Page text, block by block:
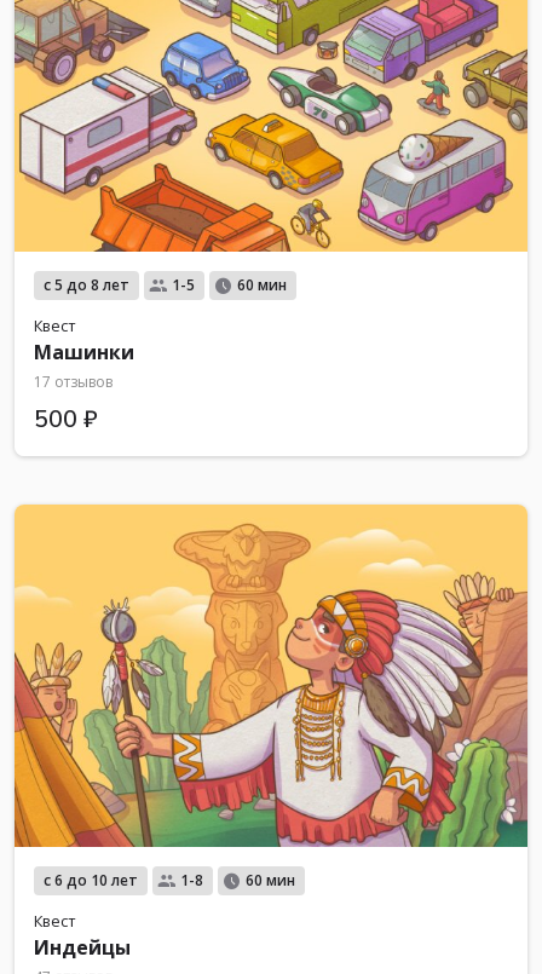
с 5 до 8 лет 1-5 60 мин
Квест
Машинки
17 отзывов
500 ₽
с 6 до 10 лет 1-8 60 мин
Квест
Индейцы